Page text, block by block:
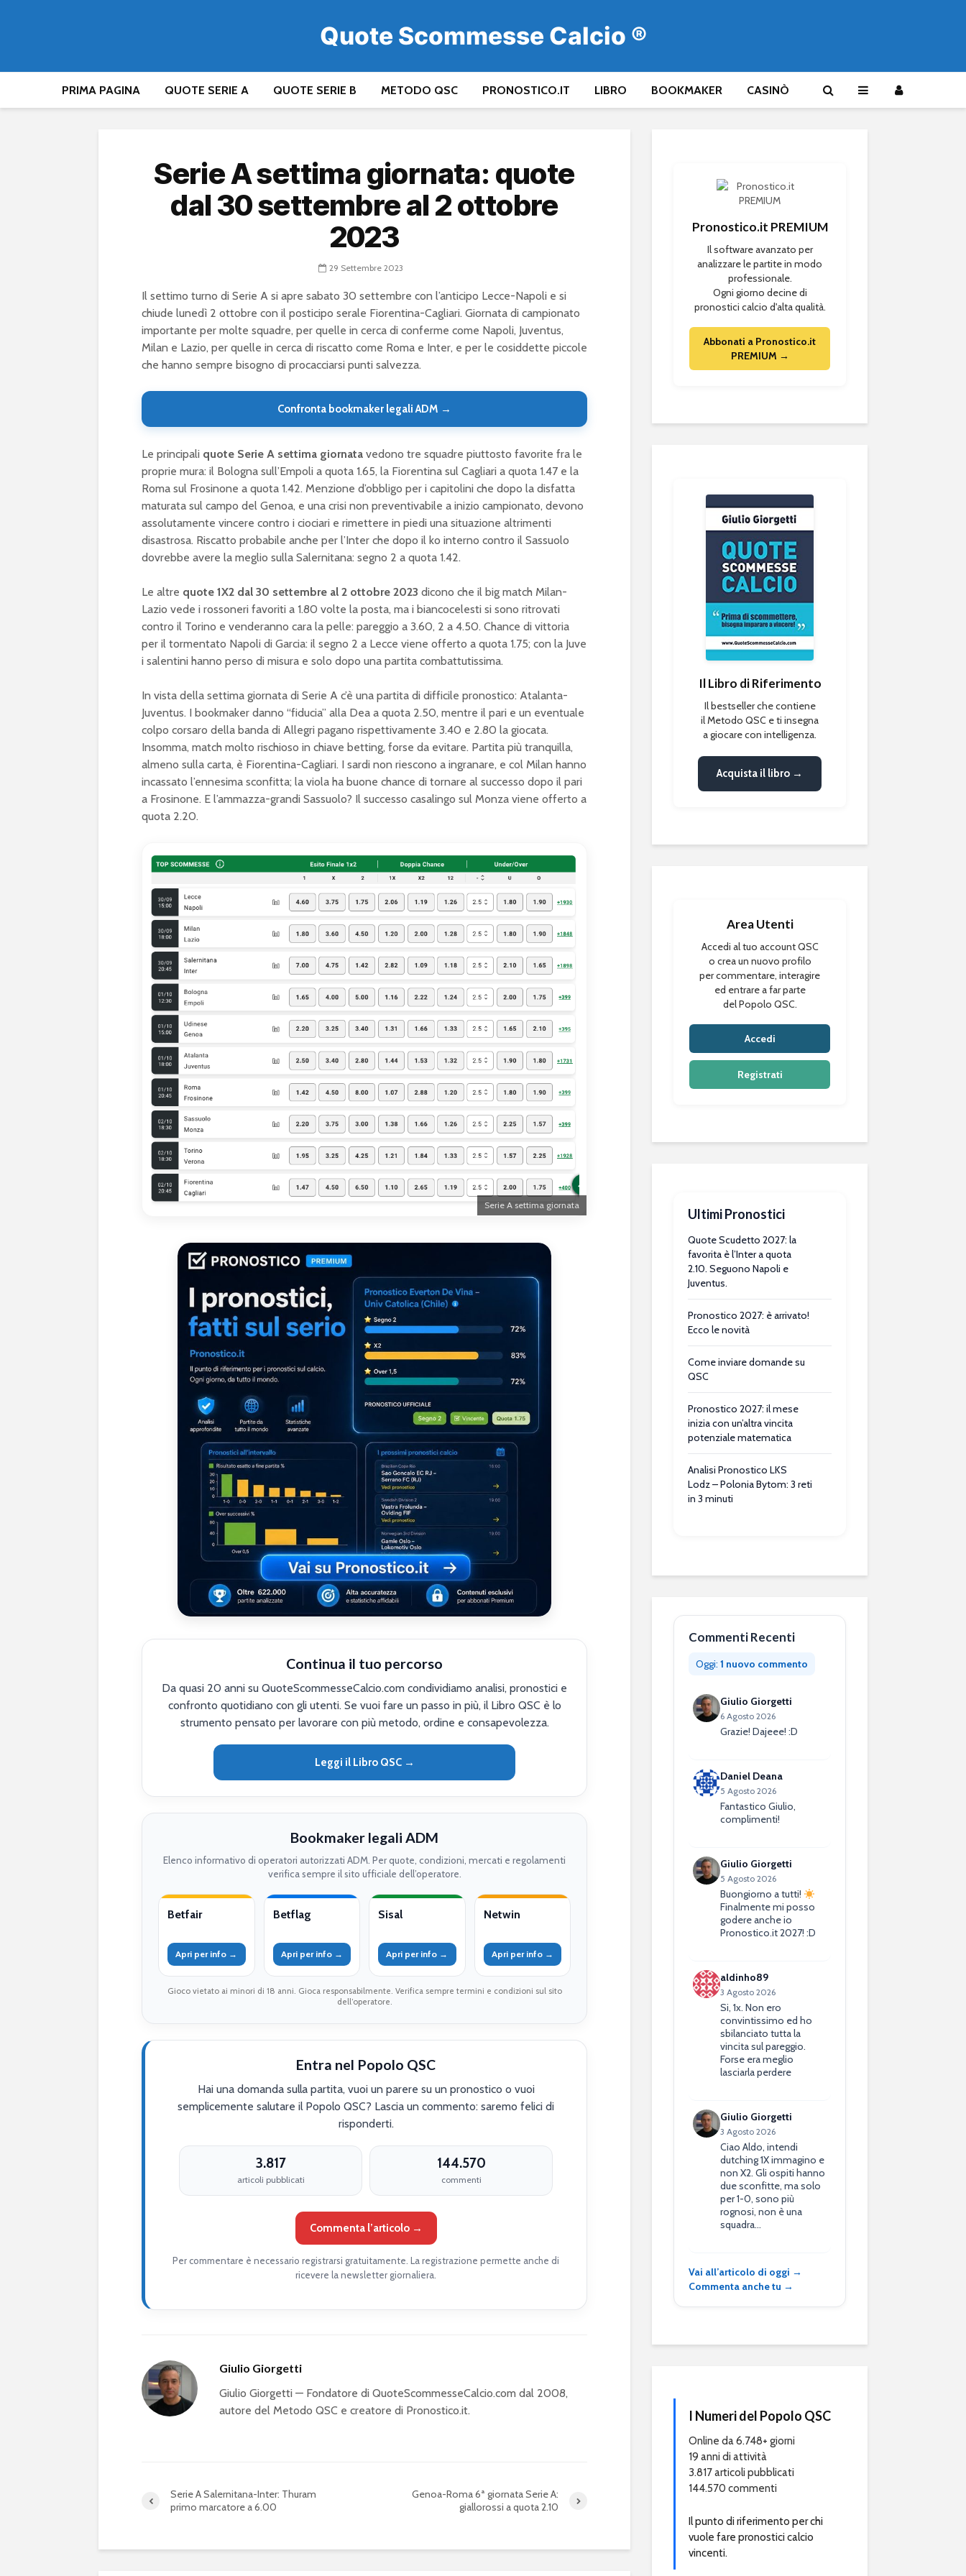
Quote Scommesse Calcio ®
PRIMA PAGINA QUOTE SERIE A QUOTE SERIE B METODO QSC PRONOSTICO.IT LIBRO BOOKMAKER CASINÒ
Serie A settima giornata: quote
dal 30 settembre al 2 ottobre
2023
29 Settembre 2023
Il settimo turno di Serie A si apre sabato 30 settembre con l’anticipo Lecce-Napoli e si
chiude lunedì 2 ottobre con il posticipo serale Fiorentina-Cagliari. Giornata di campionato
importante per molte squadre, per quelle in cerca di conferme come Napoli, Juventus,
Milan e Lazio, per quelle in cerca di riscatto come Roma e Inter, e per le cosiddette piccole
che hanno sempre bisogno di procacciarsi punti salvezza.
Confronta bookmaker legali ADM →
Le principali quote Serie A settima giornata vedono tre squadre piuttosto favorite fra le
proprie mura: il Bologna sull’Empoli a quota 1.65, la Fiorentina sul Cagliari a quota 1.47 e la
Roma sul Frosinone a quota 1.42. Menzione d’obbligo per i capitolini che dopo la disfatta
maturata sul campo del Genoa, e una crisi non preventivabile a inizio campionato, devono
assolutamente vincere contro i ciociari e rimettere in piedi una situazione altrimenti
disastrosa. Riscatto probabile anche per l’Inter che dopo il ko interno contro il Sassuolo
dovrebbe avere la meglio sulla Salernitana: segno 2 a quota 1.42.
Le altre quote 1X2 dal 30 settembre al 2 ottobre 2023 dicono che il big match Milan-
Lazio vede i rossoneri favoriti a 1.80 volte la posta, ma i biancocelesti si sono ritrovati
contro il Torino e venderanno cara la pelle: pareggio a 3.60, 2 a 4.50. Chance di vittoria
per il tormentato Napoli di Garcia: il segno 2 a Lecce viene offerto a quota 1.75; con la Juve
i salentini hanno perso di misura e solo dopo una partita combattutissima.
In vista della settima giornata di Serie A c’è una partita di difficile pronostico: Atalanta-
Juventus. I bookmaker danno “fiducia” alla Dea a quota 2.50, mentre il pari e un eventuale
colpo corsaro della banda di Allegri pagano rispettivamente 3.40 e 2.80 la giocata.
Insomma, match molto rischioso in chiave betting, forse da evitare. Partita più tranquilla,
almeno sulla carta, è Fiorentina-Cagliari. I sardi non riescono a ingranare, e col Milan hanno
incassato l’ennesima sconfitta; la viola ha buone chance di tornare al successo dopo il pari
a Frosinone. E l’ammazza-grandi Sassuolo? Il successo casalingo sul Monza viene offerto a
quota 2.20.
Serie A settima giornata
Continua il tuo percorso
Da quasi 20 anni su QuoteScommesseCalcio.com condividiamo analisi, pronostici e
confronto quotidiano con gli utenti. Se vuoi fare un passo in più, il Libro QSC è lo
strumento pensato per lavorare con più metodo, ordine e consapevolezza.
Leggi il Libro QSC →
Bookmaker legali ADM
Elenco informativo di operatori autorizzati ADM. Per quote, condizioni, mercati e regolamenti
verifica sempre il sito ufficiale dell’operatore.
Betfair
Apri per info →
Betflag
Apri per info →
Sisal
Apri per info →
Netwin
Apri per info →
Gioco vietato ai minori di 18 anni. Gioca responsabilmente. Verifica sempre termini e condizioni sul sito
dell’operatore.
Entra nel Popolo QSC
Hai una domanda sulla partita, vuoi un parere su un pronostico o vuoi
semplicemente salutare il Popolo QSC? Lascia un commento: saremo felici di
risponderti.
3.817
articoli pubblicati
144.570
commenti
Commenta l’articolo →
Per commentare è necessario registrarsi gratuitamente. La registrazione permette anche di
ricevere la newsletter giornaliera.
Giulio Giorgetti
Giulio Giorgetti — Fondatore di QuoteScommesseCalcio.com dal 2008,
autore del Metodo QSC e creatore di Pronostico.it.
Serie A Salernitana-Inter: Thuram
primo marcatore a 6.00
Genoa-Roma 6ª giornata Serie A:
giallorossi a quota 2.10
Pronostico.it PREMIUM
Il software avanzato per
analizzare le partite in modo
professionale.
Ogni giorno decine di
pronostici calcio d'alta qualità.
Abbonati a Pronostico.it
PREMIUM →
Il Libro di Riferimento
Il bestseller che contiene
il Metodo QSC e ti insegna
a giocare con intelligenza.
Acquista il libro →
Area Utenti
Accedi al tuo account QSC
o crea un nuovo profilo
per commentare, interagire
ed entrare a far parte
del Popolo QSC.
Accedi
Registrati
Ultimi Pronostici
Quote Scudetto 2027: la
favorita è l’Inter a quota
2.10. Seguono Napoli e
Juventus.
Pronostico 2027: è arrivato!
Ecco le novità
Come inviare domande su
QSC
Pronostico 2027: il mese
inizia con un’altra vincita
potenziale matematica
Analisi Pronostico LKS
Lodz – Polonia Bytom: 3 reti
in 3 minuti
Commenti Recenti
Oggi: 1 nuovo commento
Giulio Giorgetti
6 Agosto 2026
Grazie! Dajeee! :D
Daniel Deana
5 Agosto 2026
Fantastico Giulio,
complimenti!
Giulio Giorgetti
5 Agosto 2026
Buongiorno a tutti!
Finalmente mi posso
godere anche io
Pronostico.it 2027! :D
aldinho89
3 Agosto 2026
Si, 1x. Non ero
convintissimo ed ho
sbilanciato tutta la
vincita sul pareggio.
Forse era meglio
lasciarla perdere
Giulio Giorgetti
3 Agosto 2026
Ciao Aldo, intendi
dutching 1X immagino e
non X2. Gli ospiti hanno
due sconfitte, ma solo
per 1-0, sono più
rognosi, non è una
squadra…
Vai all’articolo di oggi →
Commenta anche tu →
I Numeri del Popolo QSC
Online da 6.748+ giorni
19 anni di attività
3.817 articoli pubblicati
144.570 commenti
Il punto di riferimento per chi
vuole fare pronostici calcio
vincenti.